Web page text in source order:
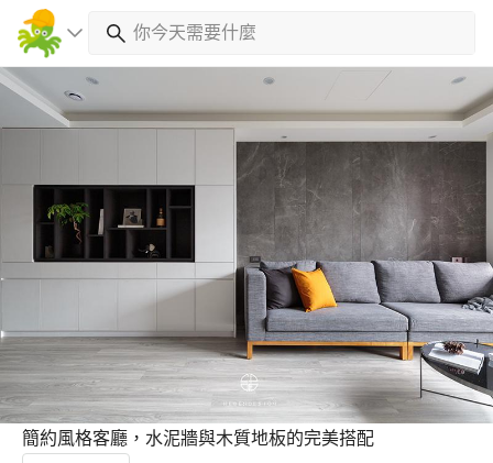
簡約風格客廳，水泥牆與木質地板的完美搭配